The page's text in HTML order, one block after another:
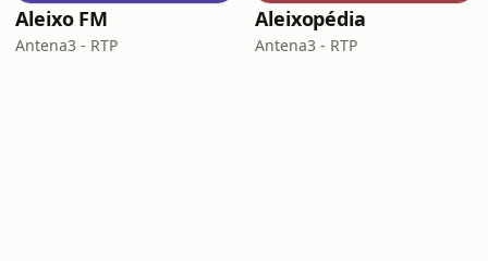
Aleixo FM
Antena3 - RTP
Aleixopédia
Antena3 - RTP